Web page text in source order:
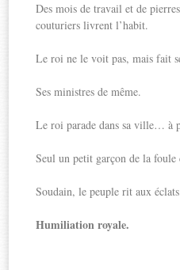
Des mois de travail et de
couturiers livrent l’habit.
Le roi ne le voit pas, mais fait
Ses ministres de même.
Le roi parade dans sa ville… à
Seul un petit garçon de la
Soudain, le peuple rit aux
Humiliation royale.